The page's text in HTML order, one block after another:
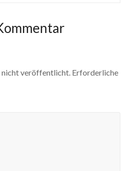
nicht veröffentlicht. Erforderliche